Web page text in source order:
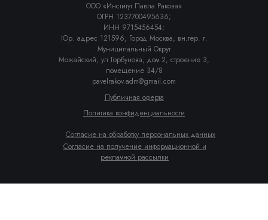
ООО «Институт Павла Ракова»
ОГРН 1237700495636;
ИНН 9715456454;
Юр. адрес 121596, Город Москва, вн.тер. г.
Муниципальный Округ
Можайский, ул Горбунова, дом 2, строение 3,
помещение 34/8
pavelrakov.adm@gmail.com
Публичная оферта
Согласие на обработку персональных данных
Политика конфиденциальности
Согласие на получение информационной и
рекламной рассылки